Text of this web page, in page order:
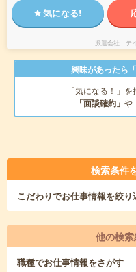
気になる!
派遣会社 テ
興味があったら
「気になる！」
「面談確約」 や
検索条件
こだわりでお仕事情報を絞り
他の検
職種でお仕事情報をさがす